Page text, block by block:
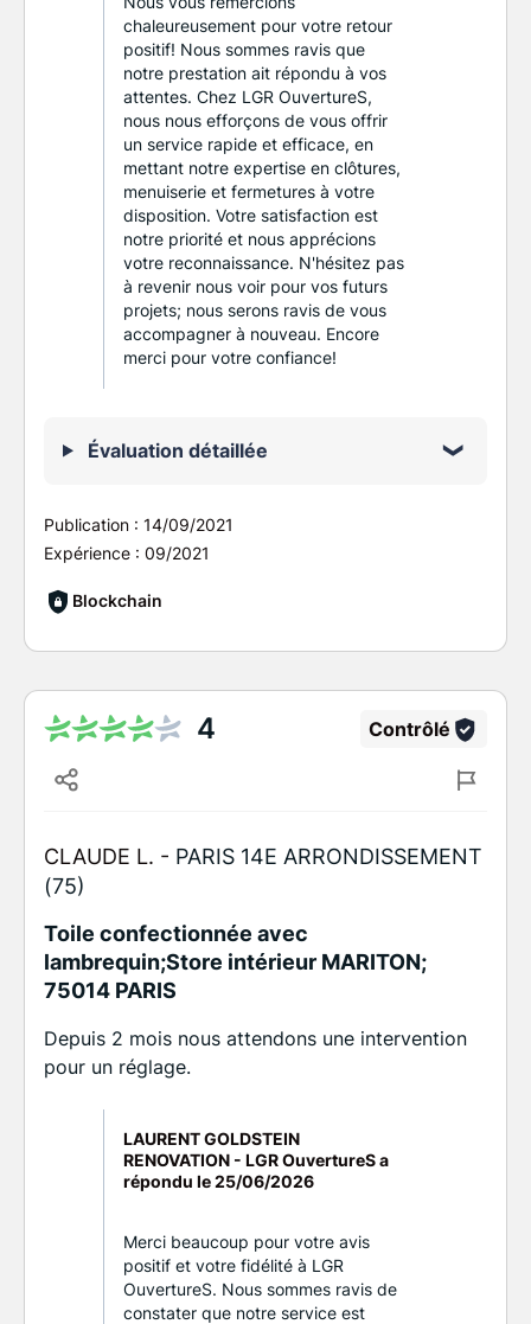
chaleureusement pour votre retour
positif! Nous sommes ravis que
notre prestation ait répondu à vos
attentes. Chez LGR OuvertureS,
nous nous efforçons de vous offrir
un service rapide et efficace, en
mettant notre expertise en clôtures,
menuiserie et fermetures à votre
disposition. Votre satisfaction est
notre priorité et nous apprécions
votre reconnaissance. N'hésitez pas
à revenir nous voir pour vos futurs
projets; nous serons ravis de vous
accompagner à nouveau. Encore
merci pour votre confiance!
Évaluation détaillée
Publication : 14/09/2021
Expérience : 09/2021
Blockchain
4 Contrôlé
CLAUDE L. - PARIS 14E ARRONDISSEMENT
(75)
Toile confectionnée avec
lambrequin;Store intérieur MARITON;
75014 PARIS
Depuis 2 mois nous attendons une intervention
pour un réglage.
LAURENT GOLDSTEIN
RENOVATION - LGR OuvertureS a
répondu le25/06/2026
Merci beaucoup pour votre avis
positif et votre fidélité à LGR
OuvertureS. Nous sommes ravis de
constater que notre service est